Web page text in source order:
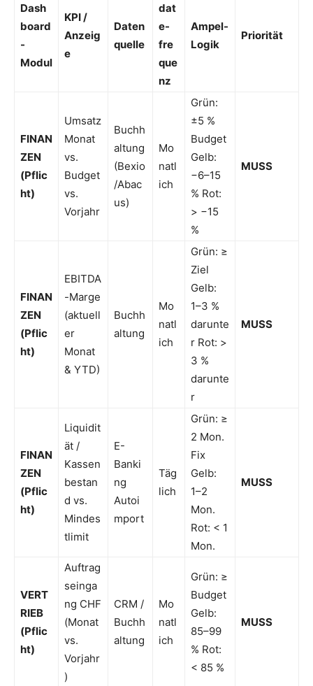
Dash
board
-
Modul
KPI /
Anzeig
e
Daten
quelle
dat
e-
fre
que
nz
Ampel-
Logik
Priorität
FINAN
ZEN
(Pflic
ht)
Umsatz
Monat
vs.
Budget
vs.
Vorjahr
Buchh
altung
(Bexio
/Abac
us)
Mo
natl
ich
Grün:
±5 %
Budget
Gelb:
−6–15
% Rot:
> −15
%
MUSS
FINAN
ZEN
(Pflic
ht)
EBITDA
-Marge
(aktuell
er
Monat
& YTD)
Buchh
altung
Mo
natl
ich
Grün: ≥
Ziel
Gelb:
1–3 %
darunte
r Rot: >
3 %
darunte
r
MUSS
FINAN
ZEN
(Pflic
ht)
Liquidit
ät /
Kassen
bestan
d vs.
Mindes
tlimit
E-
Banki
ng
Autoi
mport
Täg
lich
Grün: ≥
2 Mon.
Fix
Gelb:
1–2
Mon.
Rot: < 1
Mon.
MUSS
VERT
RIEB
(Pflic
ht)
Auftrag
seinga
ng CHF
(Monat
vs.
Vorjahr
)
CRM /
Buchh
altung
Mo
natl
ich
Grün: ≥
Budget
Gelb:
85–99
% Rot:
< 85 %
MUSS